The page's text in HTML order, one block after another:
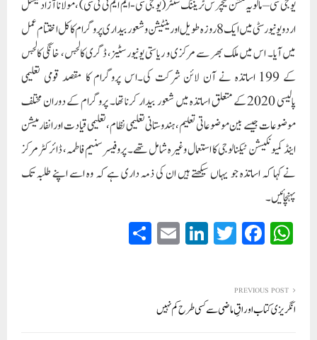
یو جی سی – مالویہ مشن ٹیچرس ٹریننگ سنٹر (یو جی سی- ایم ایم ٹی ٹی سی) ، مولانا آزاد نیشنل
اردو یونیورسٹی میں ایک 8 روزہ طویل اورینٹیشن و شعور بیداری پروگرام کا کل اختتام عمل
میں آیا۔ اس میں ملک بھر سے مرکزی و ریاستی یونیورسٹیز، ڈگری کالجس، خانگی کالجس
کے 199 اساتذہ نے آن لائن شرکت کی۔اس پروگرام کا مقصد قومی تعلیمی
پالیسی 2020 کے متعلق اساتذہ میں شعور بیدار کرنا تھا۔ پروگرام کے دوران مختلف
موضوعات جیسے بین موضوعاتی تعلیم، ہندوستانی تعلیمی نظام، تعلیمی قیادت اور انفارمیشن
اینڈ کمیونکیشن ٹیکنالوجی کا استعمال وغیرہ شامل تھے۔ پروفیسر سنیم فاطمہ، ڈائرکٹر مرکز
نے کہا کہ اساتذہ جو یہاں سیکھتے ہیں ان کی ذمہ داری ہے کہ وہ اسے اپنے طلبہ تک
پہنچائیں۔
W
ha
A
pp
Fa
ce
ok
T
wi
r
Li
nk
In
E
m
PREVIOUS POST
انگریزی کتاب اوراقِ ماضی سے کسی طرح کم نہیں